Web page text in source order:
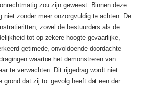
zou zijn geweest. Binnen deze
niet zonder meer onzorgvuldig te achten. De
zowel de bestuurders als de
tot op zekere hoogte gevaarlijke,
getimede, onvoldoende doordachte
waartoe het demonstreren van
te verwachten. Dit rijgedrag wordt niet
grond dat zij tot gevolg heeft dat een der